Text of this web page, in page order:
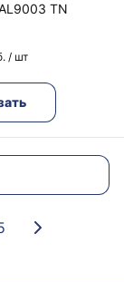
TN
/ шт